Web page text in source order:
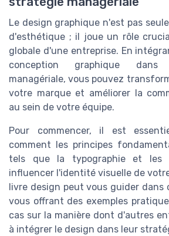
Le design graphique n'est pas
d'esthétique ; il joue un rôle
globale d'une entreprise. En
conception graphique dans
managériale, vous pouvez
votre marque et améliorer la
au sein de votre équipe.
Pour commencer, il est
comment les principes
tels que la typographie et les
influencer l'identité visuelle de
livre design peut vous guider dans
vous offrant des exemples
cas sur la manière dont d'autres
à intégrer le design dans leur